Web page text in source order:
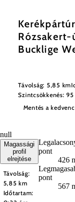
Rózsakert-
Bucklige
Távolság: 5,85 km
Szintcsökkenés:
Mentés a
null
Magassági
profil
elrejtése
Távolság:
5,85 km
Időtartam:
pont
426
pont
567